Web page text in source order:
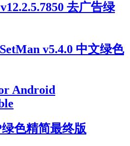
去广告绿
v5.4.0 中文绿色
Android
色精简最终版